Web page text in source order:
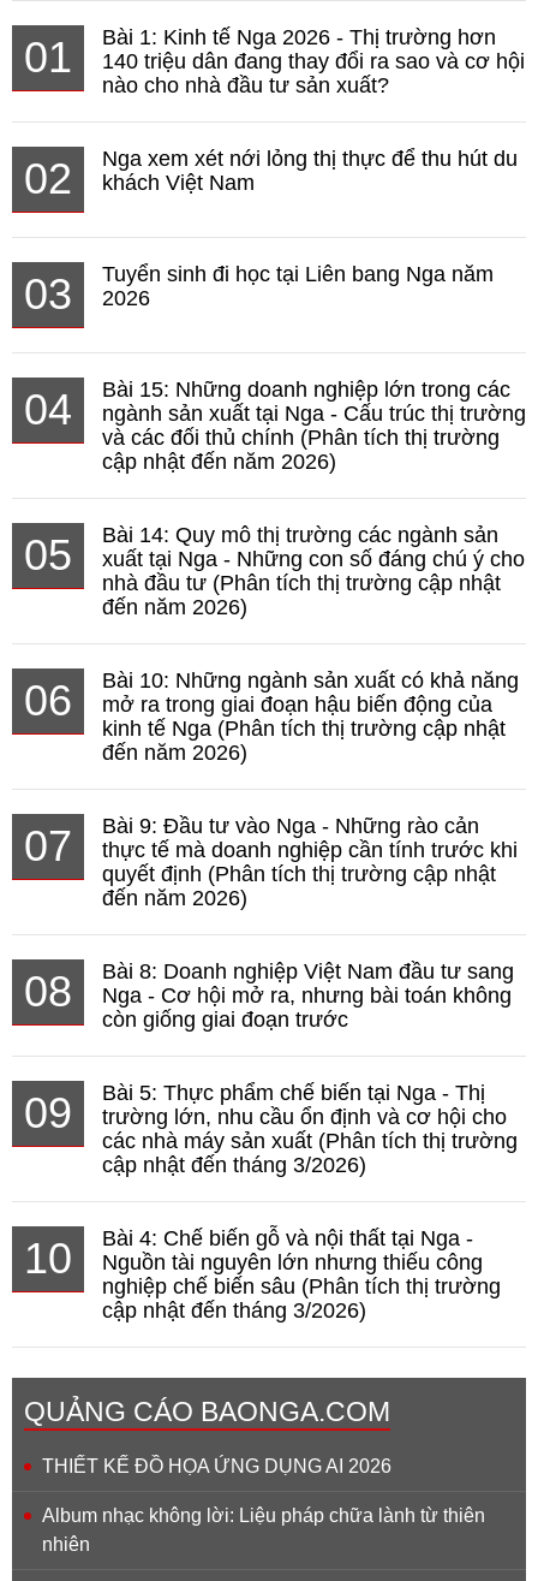
01
Bài 1: Kinh tế Nga 2026 - Thị trường hơn
140 triệu dân đang thay đổi ra sao và cơ hội
nào cho nhà đầu tư sản xuất?
02
Nga xem xét nới lỏng thị thực để thu hút du
khách Việt Nam
03
Tuyển sinh đi học tại Liên bang Nga năm
2026
04
Bài 15: Những doanh nghiệp lớn trong các
ngành sản xuất tại Nga - Cấu trúc thị trường
và các đối thủ chính (Phân tích thị trường
cập nhật đến năm 2026)
05
Bài 14: Quy mô thị trường các ngành sản
xuất tại Nga - Những con số đáng chú ý cho
nhà đầu tư (Phân tích thị trường cập nhật
đến năm 2026)
06
Bài 10: Những ngành sản xuất có khả năng
mở ra trong giai đoạn hậu biến động của
kinh tế Nga (Phân tích thị trường cập nhật
đến năm 2026)
07
Bài 9: Đầu tư vào Nga - Những rào cản
thực tế mà doanh nghiệp cần tính trước khi
quyết định (Phân tích thị trường cập nhật
đến năm 2026)
08
Bài 8: Doanh nghiệp Việt Nam đầu tư sang
Nga - Cơ hội mở ra, nhưng bài toán không
còn giống giai đoạn trước
09
Bài 5: Thực phẩm chế biến tại Nga - Thị
trường lớn, nhu cầu ổn định và cơ hội cho
các nhà máy sản xuất (Phân tích thị trường
cập nhật đến tháng 3/2026)
10
Bài 4: Chế biến gỗ và nội thất tại Nga -
Nguồn tài nguyên lớn nhưng thiếu công
nghiệp chế biến sâu (Phân tích thị trường
cập nhật đến tháng 3/2026)
QUẢNG CÁO BAONGA.COM
THIẾT KẾ ĐỒ HỌA ỨNG DỤNG AI 2026
Album nhạc không lời: Liệu pháp chữa lành từ thiên
nhiên